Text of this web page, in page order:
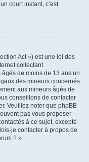
court instant, c’est
Act ») est une loi des
collectant
de moins de 13 ans un
des mineurs concernés.
aux mineurs âgés de
conseillons de contacter
Veuillez noter que phpBB
pas vous proposer
à ce sujet, excepté
je contacter à propos de
? ».